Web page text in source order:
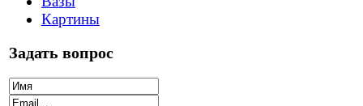
Картины
Задать вопрос